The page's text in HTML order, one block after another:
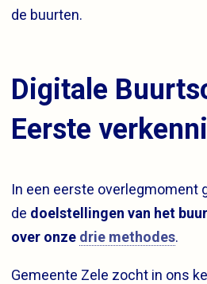
de buurten.
Digitale
Eerste
In een eerste overlegmoment
de doelstellingen van het
over onze drie methodes.
Gemeente Zele zocht in ons